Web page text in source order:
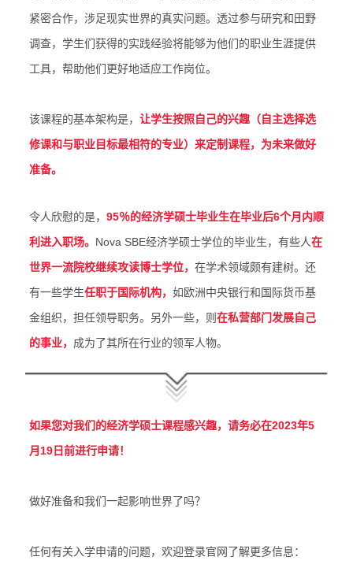
紧密合作，涉足现实世界的真实问题。透过参与研究和田野
调查，学生们获得的实践经验将能够为他们的职业生涯提供
工具，帮助他们更好地适应工作岗位。
该课程的基本架构是， 让学生按照自己的兴趣（自主选择选
修课和与职业目标最相符的专业）来定制课程，为未来做好
准备。
令人欣慰的是， 95％的经济学硕士毕业生在毕业后6个月内顺
利进入职场。 Nova SBE经济学硕士学位的毕业生，有些人在
世界一流院校继续攻读博士学位， 在学术领域颇有建树。还
有一些学生任职于国际机构， 如欧洲中央银行和国际货币基
金组织，担任领导职务。另外一些，则 在私营部门发展自己
的事业， 成为了其所在行业的领军人物。
如果您对我们的经济学硕士课程感兴趣，请务必在2023年5
月19日前进行申请！
做好准备和我们一起影响世界了吗？
任何有关入学申请的问题，欢迎登录官网了解更多信息：